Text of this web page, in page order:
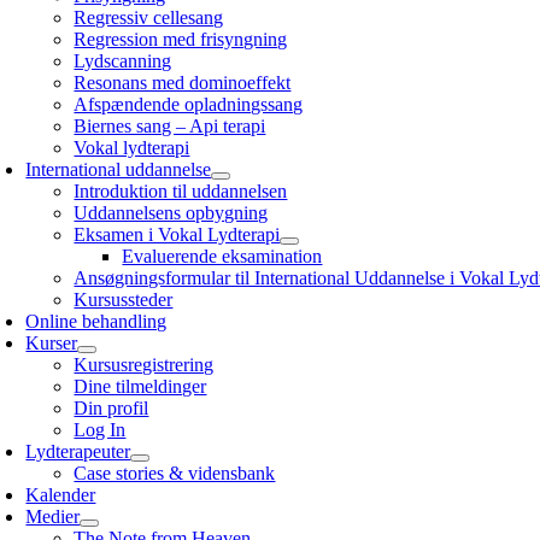
Regressiv cellesang
Regression med frisyngning
Lydscanning
Resonans med dominoeffekt
Afspændende opladningssang
Biernes sang – Api terapi
Vokal lydterapi
International uddannelse
Introduktion til uddannelsen
Uddannelsens opbygning
Eksamen i Vokal Lydterapi
Evaluerende eksamination
Ansøgningsformular til International Uddannelse i Vokal
Kursussteder
Online behandling
Kurser
Kursusregistrering
Dine tilmeldinger
Din profil
Log In
Lydterapeuter
Case stories & vidensbank
Kalender
Medier